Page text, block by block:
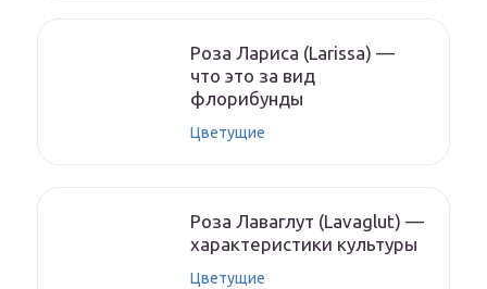
Роза Лариса (Larissa) —
что это за вид
флорибунды
Цветущие
Роза Лаваглут (Lavaglut) —
характеристики культуры
Цветущие